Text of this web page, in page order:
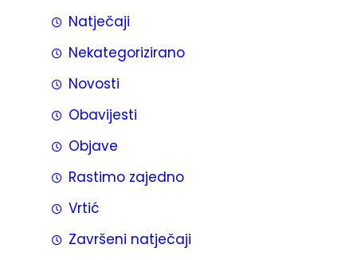
Natječaji
Nekategorizirano
Novosti
Obavijesti
Objave
Rastimo zajedno
Vrtić
Završeni natječaji